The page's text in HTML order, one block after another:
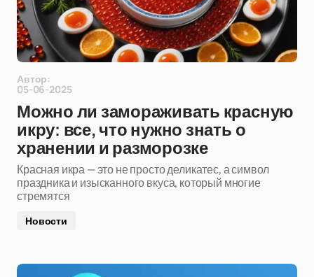
Автор:
05-06-2025
Можно ли замораживать красную
икру: все, что нужно знать о
хранении и разморозке
Красная икра — это не просто деликатес, а символ
праздника и изысканного вкуса, который многие
стремятся
Новости